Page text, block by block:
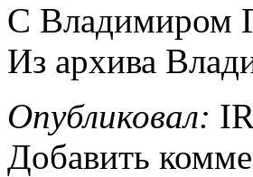
С Владимиром
Из архива
Опубликовал:
Добавить